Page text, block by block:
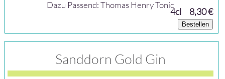
Dazu Passend: Thomas Henry Tonic
4cl 8,30 €
Bestellen
Sanddorn Gold Gin